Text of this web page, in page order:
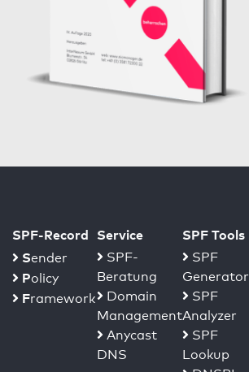
SPF-Record
Sender
Policy
Framework
Service
SPF-
Beratung
Domain
Management
Anycast
DNS
SPF Tools
SPF
Generator
SPF
Analyzer
SPF
Lookup